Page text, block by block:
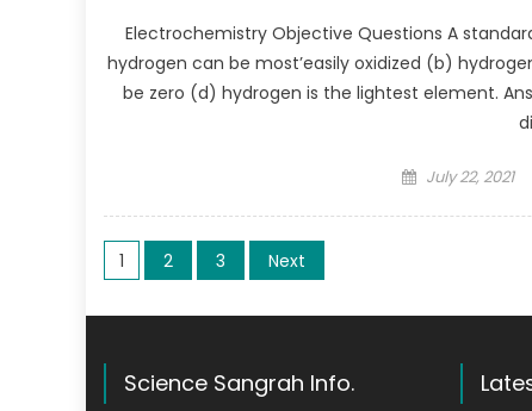
Electrochemistry Objective Questions A
hydrogen can be most’easily oxidized (b)
be zero (d) hydrogen is the lightest element.
Posted on
July 22, 2021
Posts pagination
1 2 3 Next
Science Sangrah Info.